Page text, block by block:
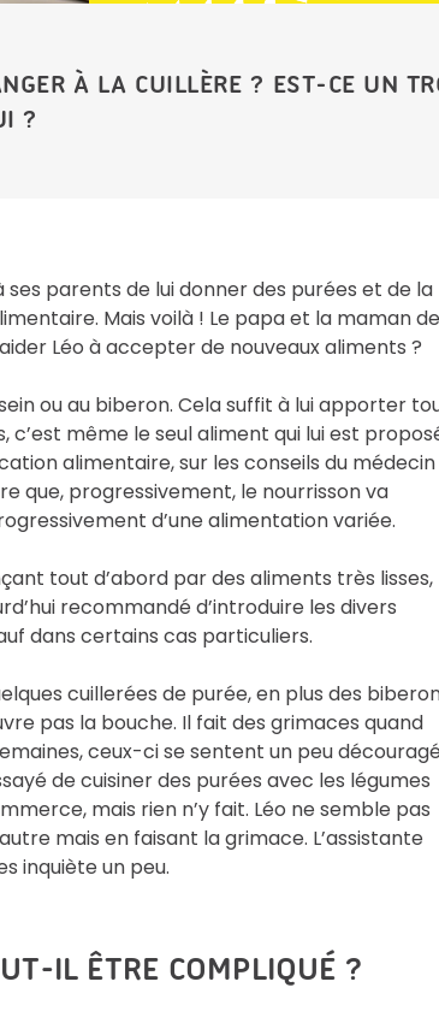
À LA CUILLÈRE ? EST-CE UN
?
ses parents de lui donner des purées et de la
Mais voilà ! Le papa et la maman de
Léo à accepter de nouveaux aliments ?
ou au biberon. Cela suffit à lui apporter
même le seul aliment qui lui est
alimentaire, sur les conseils du médecin
que, progressivement, le nourrisson va
d’une alimentation variée.
tout d’abord par des aliments très lisses,
recommandé d’introduire les divers
dans certains cas particuliers.
cuillerées de purée, en plus des
pas la bouche. Il fait des grimaces quand
ceux-ci se sentent un peu
de cuisiner des purées avec les légumes
mais rien n’y fait. Léo ne semble pas
mais en faisant la grimace. L’assistante
inquiète un peu.
IL ÊTRE COMPLIQUÉ ?